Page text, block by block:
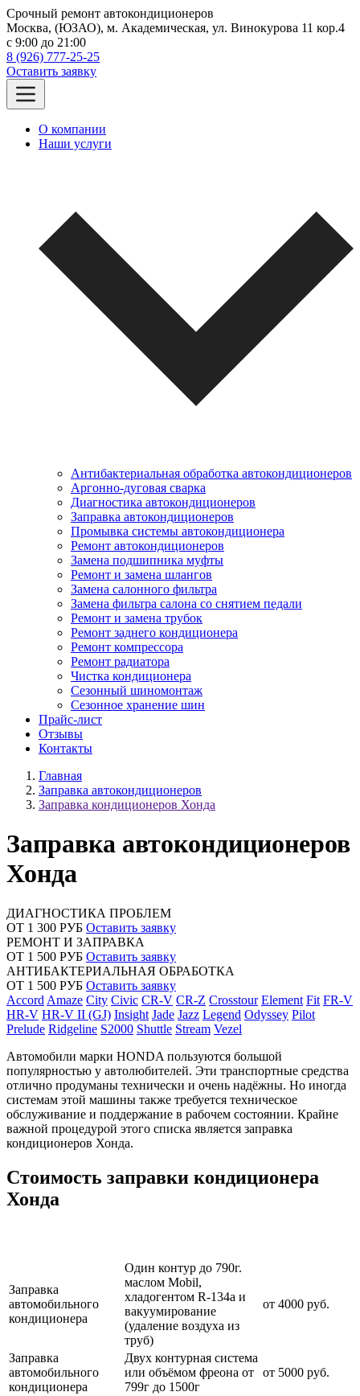
Срочный ремонт автокондиционеров
Москва, (ЮЗАО), м. Академическая, ул. Винокурова 11 кор.4
c 9:00 до 21:00
8 (926) 777-25-25
Оставить заявку
О компании
Наши услуги
Антибактериальная обработка автокондиционеров
Аргонно-дуговая сварка
Диагностика автокондиционеров
Заправка автокондиционеров
Промывка системы автокондиционера
Ремонт автокондиционеров
Замена подшипника муфты
Ремонт и замена шлангов
Замена салонного фильтра
Замена фильтра салона со снятием педали
Ремонт и замена трубок
Ремонт заднего кондиционера
Ремонт компрессора
Ремонт радиатора
Чистка кондиционера
Сезонный шиномонтаж
Сезонное хранение шин
Прайс-лист
Отзывы
Контакты
Главная
Заправка автокондиционеров
Заправка кондиционеров Хонда
Заправка автокондиционеров
Хонда
ДИАГНОСТИКА ПРОБЛЕМ
ОТ 1 300 РУБ Оставить заявку
РЕМОНТ И ЗАПРАВКА
ОТ 1 500 РУБ Оставить заявку
АНТИБАКТЕРИАЛЬНАЯ ОБРАБОТКА
ОТ 1 500 РУБ Оставить заявку
Accord Amaze City Civic CR-V CR-Z Crosstour Element Fit FR-V
HR-V HR-V II (GJ) Insight Jade Jazz Legend Odyssey Pilot
Prelude Ridgeline S2000 Shuttle Stream Vezel
Автомобили марки HONDA пользуются большой
популярностью у автолюбителей. Эти транспортные средства
отлично продуманы технически и очень надёжны. Но иногда
системам этой машины также требуется техническое
обслуживание и поддержание в рабочем состоянии. Крайне
важной процедурой этого списка является заправка
кондиционеров Хонда.
Стоимость заправки кондиционера
Хонда
Заправка
автомобильного
кондиционера
Один контур до 790г.
маслом Mobil,
хладогентом R-134a и
вакуумирование
(удаление воздуха из
труб)
от 4000 руб.
Заправка
автомобильного
кондиционера
Двух контурная система
или объёмом фреона от
799г до 1500г
от 5000 руб.